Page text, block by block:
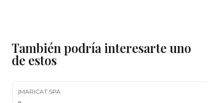
También podría interesarte uno
de estos
|MARICAT SPA